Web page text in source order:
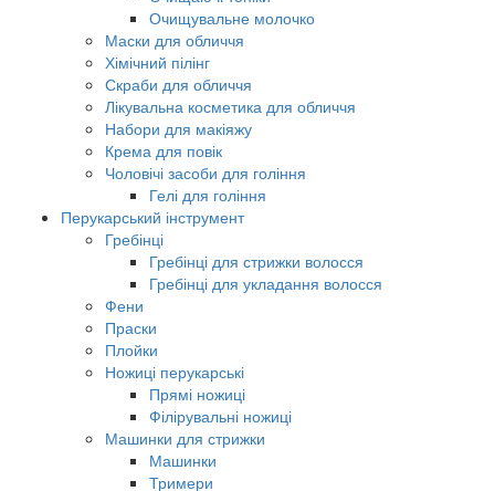
Очищувальне молочко
Маски для обличчя
Хімічний пілінг
Скраби для обличчя
Лікувальна косметика для обличчя
Набори для макіяжу
Крема для повік
Чоловічі засоби для гоління
Гелі для гоління
Перукарський інструмент
Гребінці
Гребінці для стрижки волосся
Гребінці для укладання волосся
Фени
Праски
Плойки
Ножиці перукарські
Прямі ножиці
Філірувальні ножиці
Машинки для стрижки
Машинки
Тримери